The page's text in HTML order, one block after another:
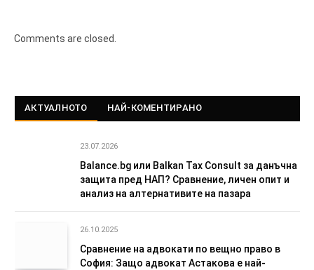
Comments are closed.
АКТУАЛНОТО НАЙ-КОМЕНТИРАНО
23.07.2026
Balance.bg или Balkan Tax Consult за данъчна
защита пред НАП? Сравнение, личен опит и
анализ на алтернативите на пазара
26.10.2025
Сравнение на адвокати по вещно право в
София: Защо адвокат Астакова е най-